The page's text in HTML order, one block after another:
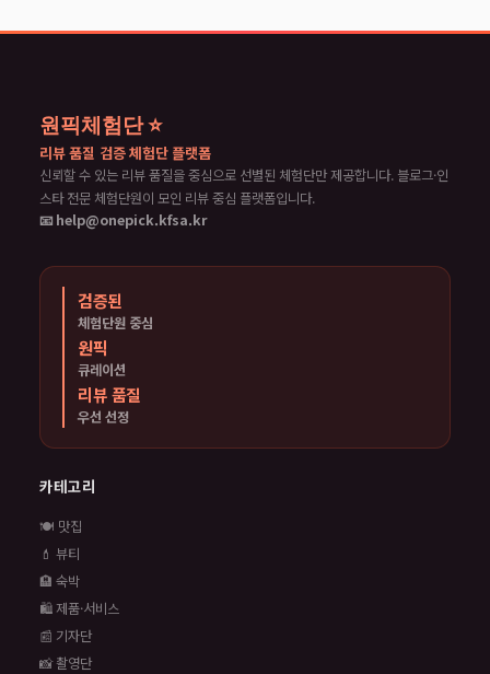
원픽체험단 ⭐
리뷰 품질 검증 체험단 플랫폼
신뢰할 수 있는 리뷰 품질을 중심으로 선별된 체험단만 제공합니다. 블로그·인
스타 전문 체험단원이 모인 리뷰 중심 플랫폼입니다.
📧 help@onepick.kfsa.kr
검증된
체험단원 중심
원픽
큐레이션
리뷰 품질
우선 선정
카테고리
🍽️ 맛집
💄 뷰티
🏨 숙박
🛍️ 제품·서비스
📰 기자단
📸 촬영단